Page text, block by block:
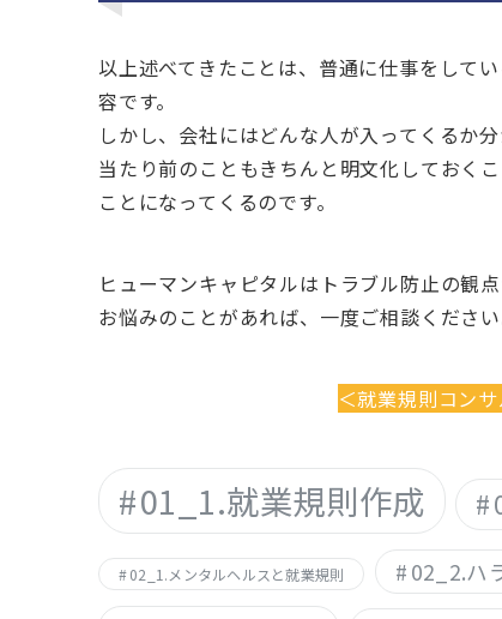
以上述べてきたことは、普通に仕事をして
容です。
しかし、会社にはどんな人が入ってくるか
当たり前のこともきちんと明文化しておく
ことになってくるのです。
ヒューマンキャピタルはトラブル防止の観
お悩みのことがあれば、一度ご相談ください
＜就業規則コン
01_1.就業規則作成
02_1.メンタルヘルスと就業規則 02_2.ハ